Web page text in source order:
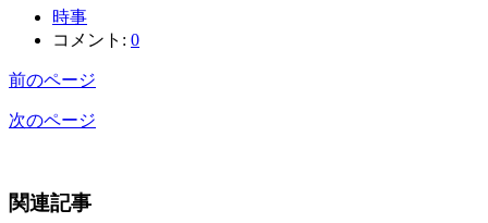
時事
コメント: 0
前のページ
次のページ
関連記事